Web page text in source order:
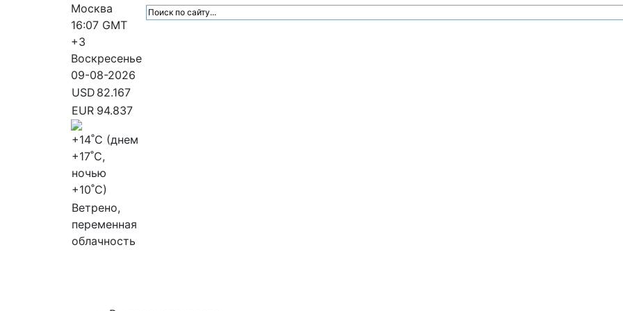
Москва
16:07 GMT
+3
Воскресенье
09-08-2026
USD 82.167
EUR 94.837
+14˚C (днем
+17˚C,
ночью
+10˚C)
Ветрено,
переменная
облачность